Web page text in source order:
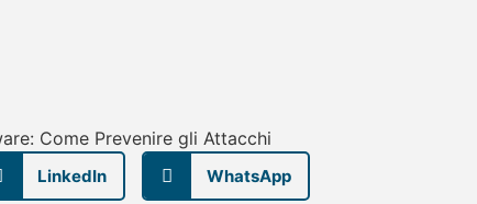
LinkedIn WhatsApp